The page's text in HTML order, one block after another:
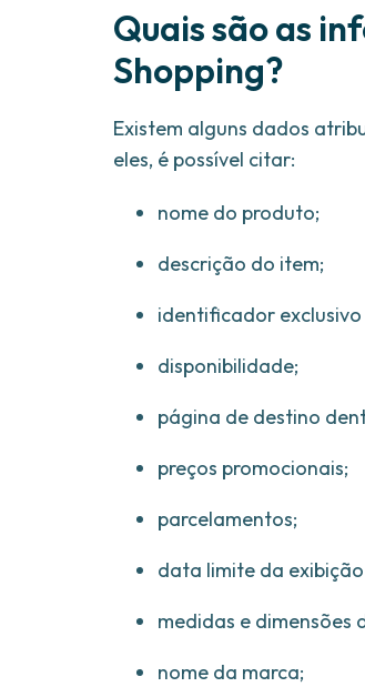
Quais são as
Shopping?
Existem alguns dados
eles, é possível citar:
nome do produto;
descrição do item;
identificador
disponibilidade;
página de destino
preços promocionais;
parcelamentos;
data limite da
medidas e dimensões
nome da marca;